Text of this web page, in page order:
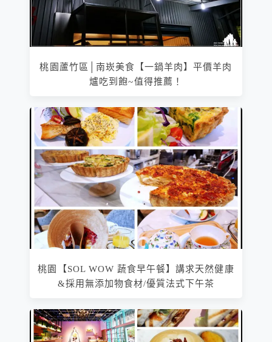
桃園蘆竹區│南崁美食【一鍋羊肉】平價羊肉
爐吃到飽~值得推薦！
桃園【SOL WOW 蔬食早午餐】講求天然健康
&採用無添加物食材/優質法式下午茶